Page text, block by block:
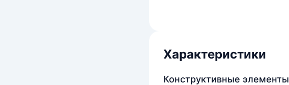
Характеристики
Конструктивные элементы